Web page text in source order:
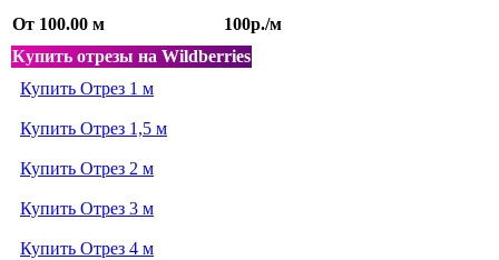
От 100.00 м
100р./м
Купить отрезы на Wildberries
Купить Отрез 1 м
Купить Отрез 1,5 м
Купить Отрез 2 м
Купить Отрез 3 м
Купить Отрез 4 м